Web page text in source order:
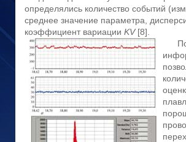
определялись количество событий
среднее значение параметра,
коэффициент вариации KV[8].